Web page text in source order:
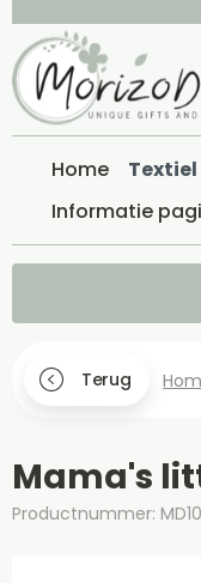
Home Textiel
Informatie
Terug
Mama's
Productnummer: